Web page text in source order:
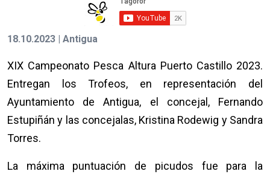
18.10.2023 | Antigua
XIX Campeonato Pesca Altura Puerto Castillo 2023.
Entregan los Trofeos, en representación del
Ayuntamiento de Antigua, el concejal, Fernando
Estupiñán y las concejalas, Kristina Rodewig y Sandra
Torres.
La máxima puntuación de picudos fue para la